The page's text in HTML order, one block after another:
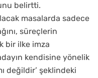
belirtti.
masalarda sadece
süreçlerin
bir ilke imza
kendisine yönelik
değildir’ şeklindeki